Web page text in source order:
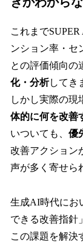
これまで
ンション率・セ
との評価傾向の
化・分析してき
しかし実際の現
体的に何を改善
いついても、 優
改善アクション
声が多く寄せら
生成AI時代にお
できる改善指針
この課題を解決